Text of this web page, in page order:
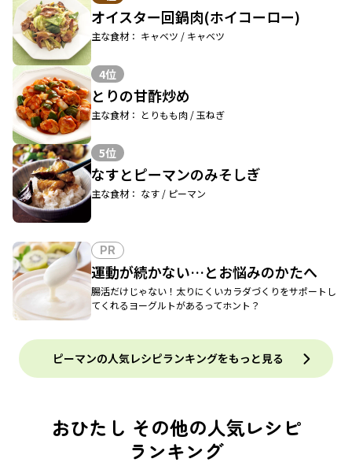
オイスター回鍋肉(ホイコーロー)
主な食材： キャベツ / キャベツ
4位
とりの甘酢炒め
主な食材： とりもも肉 / 玉ねぎ
5位
なすとピーマンのみそしぎ
主な食材： なす / ピーマン
PR
運動が続かない…とお悩みのかたへ
腸活だけじゃない！太りにくいカラダづくりをサポートし
てくれるヨーグルトがあるってホント？
ピーマンの人気レシピランキングをもっと見る
おひたし その他の人気レシピ
ランキング